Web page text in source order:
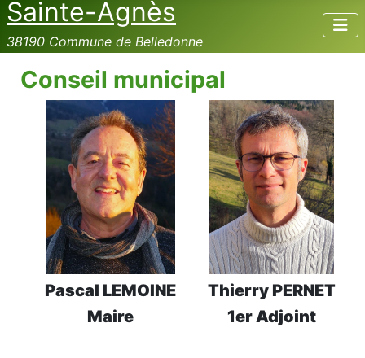
Sainte-Agnès
38190 Commune de Belledonne
Conseil municipal
Pascal LEMOINE
Maire
Thierry PERNET
1er Adjoint